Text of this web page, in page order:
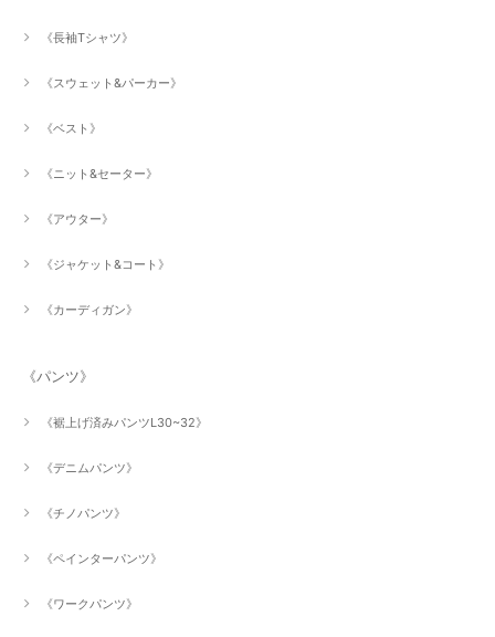
《長袖Tシャツ》
《スウェット&パーカー》
《ベスト》
《ニット&セーター》
《アウター》
《ジャケット&コート》
《カーディガン》
《パンツ》
《裾上げ済みパンツL30~32》
《デニムパンツ》
《チノパンツ》
《ペインターパンツ》
《ワークパンツ》